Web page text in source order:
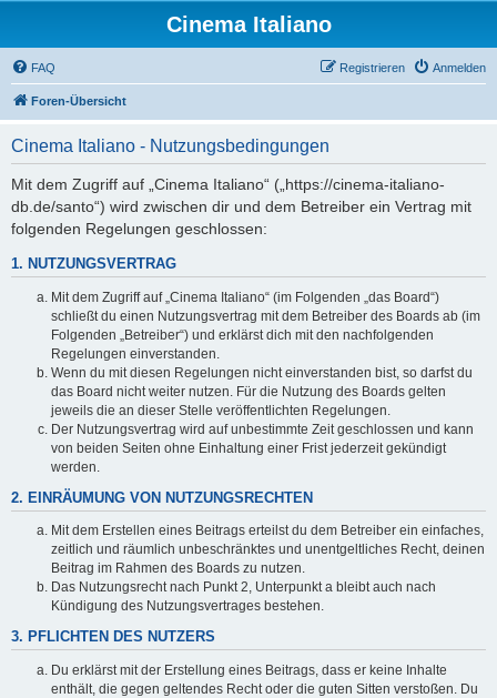
Cinema Italiano
FAQ Anmelden
Registrieren
Foren-Übersicht
Cinema Italiano - Nutzungsbedingungen
Mit dem Zugriff auf „Cinema Italiano“ („https://cinema-italiano-
db.de/santo“) wird zwischen dir und dem Betreiber ein Vertrag mit
folgenden Regelungen geschlossen:
1. NUTZUNGSVERTRAG
Mit dem Zugriff auf „Cinema Italiano“ (im Folgenden „das Board“)
schließt du einen Nutzungsvertrag mit dem Betreiber des Boards ab (im
Folgenden „Betreiber“) und erklärst dich mit den nachfolgenden
Regelungen einverstanden.
Wenn du mit diesen Regelungen nicht einverstanden bist, so darfst du
das Board nicht weiter nutzen. Für die Nutzung des Boards gelten
jeweils die an dieser Stelle veröffentlichten Regelungen.
Der Nutzungsvertrag wird auf unbestimmte Zeit geschlossen und kann
von beiden Seiten ohne Einhaltung einer Frist jederzeit gekündigt
werden.
2. EINRÄUMUNG VON NUTZUNGSRECHTEN
Mit dem Erstellen eines Beitrags erteilst du dem Betreiber ein einfaches,
zeitlich und räumlich unbeschränktes und unentgeltliches Recht, deinen
Beitrag im Rahmen des Boards zu nutzen.
Das Nutzungsrecht nach Punkt 2, Unterpunkt a bleibt auch nach
Kündigung des Nutzungsvertrages bestehen.
3. PFLICHTEN DES NUTZERS
Du erklärst mit der Erstellung eines Beitrags, dass er keine Inhalte
enthält, die gegen geltendes Recht oder die guten Sitten verstoßen. Du